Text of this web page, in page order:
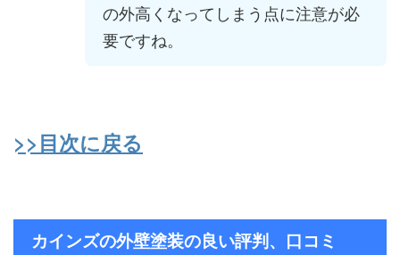
の外高くなってしまう点に注意が必
要ですね。
>>目次に戻る
カインズの外壁塗装の良い評判、口コミ